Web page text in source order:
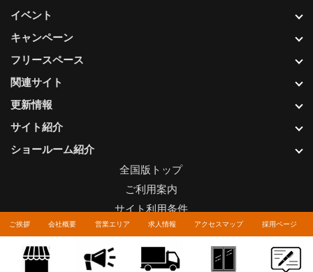
ご挨拶 会社概要 営業エリア 求人情報 アクセスマップ 採用ページ
更新情報
サイト紹介
ショールーム紹介
イベント
キャンペーン
フリースペース
関連サイト
全国版トップ
ご利用案内
サイト利用条件
プライバシーポリシー
関連リンク
お問い合わせについて